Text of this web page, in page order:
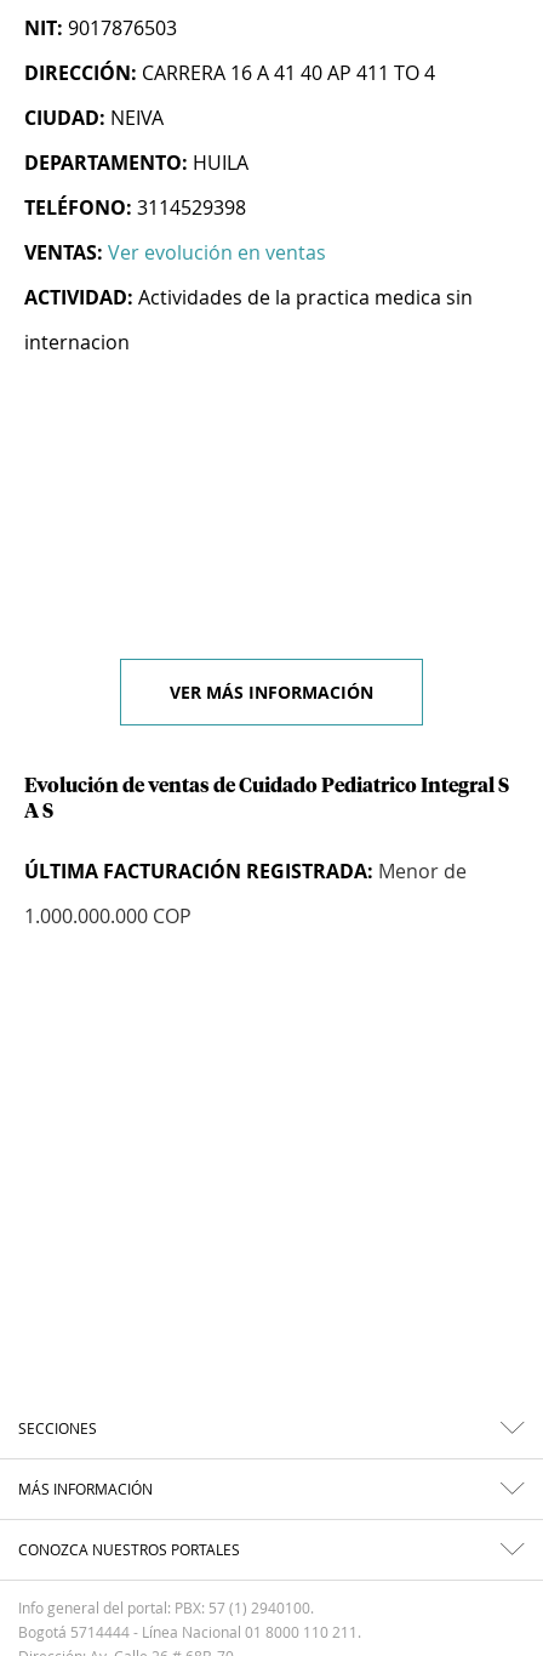
NIT: 9017876503
DIRECCIÓN: CARRERA 16 A 41 40 AP 411 TO 4
CIUDAD: NEIVA
DEPARTAMENTO: HUILA
TELÉFONO: 3114529398
VENTAS: Ver evolución en ventas
ACTIVIDAD: Actividades de la practica medica sin
internacion
VER MÁS INFORMACIÓN
Evolución de ventas de Cuidado Pediatrico Integral S
A S
ÚLTIMA FACTURACIÓN REGISTRADA: Menor de
1.000.000.000 COP
SECCIONES
MÁS INFORMACIÓN
CONOZCA NUESTROS PORTALES
Info general del portal: PBX: 57 (1) 2940100.
Bogotá 5714444 - Línea Nacional 01 8000 110 211.